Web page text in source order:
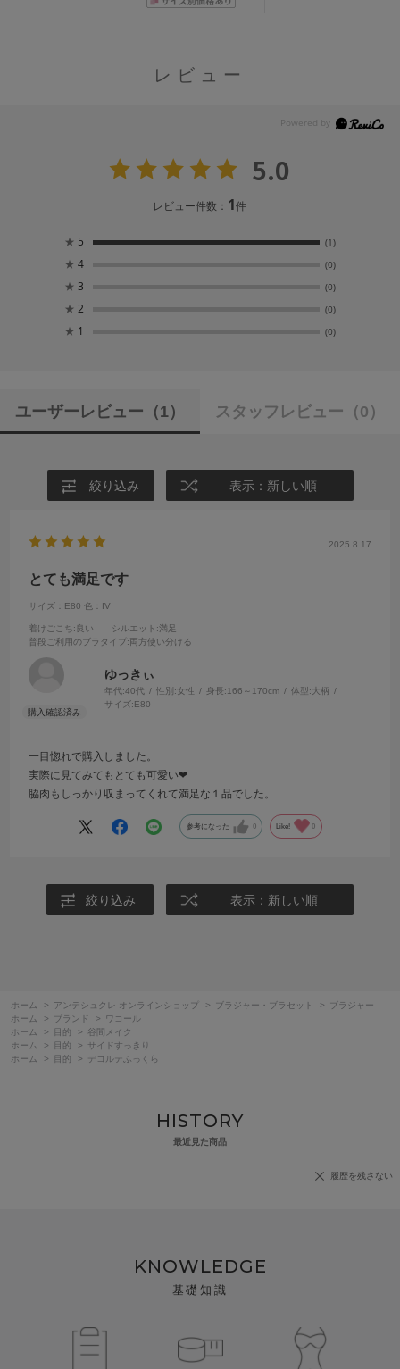
レビュー
5.0
レビュー件数： 1件
★ 5 (1)
★ 4 (0)
★ 3 (0)
★ 2 (0)
★ 1 (0)
ユーザーレビュー （1） スタッフレビュー （0）
絞り込み 表示：新しい順
2025.8.17
とても満足です
サイズ：E80 色：IV
着けごこち:良い シルエット :満足
普段ご利用のブラタイプ :両方使い分ける
ゆっきぃ
年代:40代 性別:女性 身長:166～170cm 体型:大柄
サイズ: E80
一目惚れで購入しました。
実際に見てみてもとても可愛い❤
脇肉もしっかり収まってくれて満足な１品でした。
参考になった 0 Like! 0
絞り込み 表示：新しい順
ホーム > アンテシュクレ オンラインショップ > ブラジャー・ブラセット >
ブラジャー
ホーム
> ブランド >
ワコール
ホーム
> 目的 >
谷間メイク
ホーム
> 目的 >
サイドすっきり
ホーム
> 目的 > デコルテふっくら
HISTORY
最近見た商品
履歴を残さない
KNOWLEDGE
基礎知識